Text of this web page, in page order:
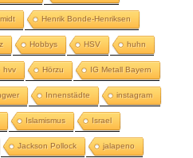
Henrik Bonde-Henriksen
Hobbys HSV huhn
hvv Hörzu IG Metall Bayern
Innenstädte instagram
Islamismus Israel
Jackson Pollock jalapeno